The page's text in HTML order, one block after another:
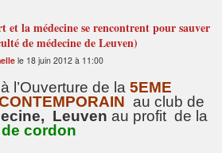
la médecine se rencontrent pour sauver
de médecine de Leuven)
le 18 juin 2012 à 11:00
l’Ouverture de la 5EME
au club de
Leuven au profit de la
cordon